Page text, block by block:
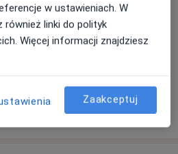
górnych, dolnych i tułowia” -
Katedry Rehabilitacji
w Lublinie
Szpital Uzdrowiskowy –
Umów wizytę
są ceny?
w ustawieniach. W
również linki do polityk
Więcej informacji znajdziesz
Zaakceptuj